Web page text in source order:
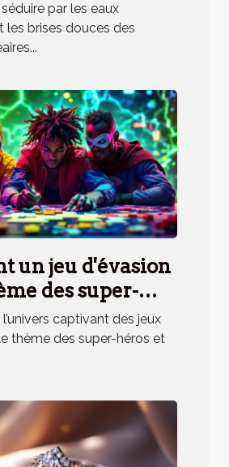
par les eaux
les brises douces des
un jeu d'évasion
des super-
la cohésion
captivant des jeux
thème des super-héros et